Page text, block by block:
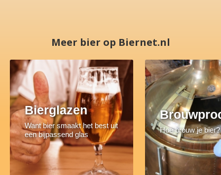
Meer bier op Biernet.nl
Bierglazen
Want bier smaakt het best uit
een bijpassend glas
Hoe brouw je bier?